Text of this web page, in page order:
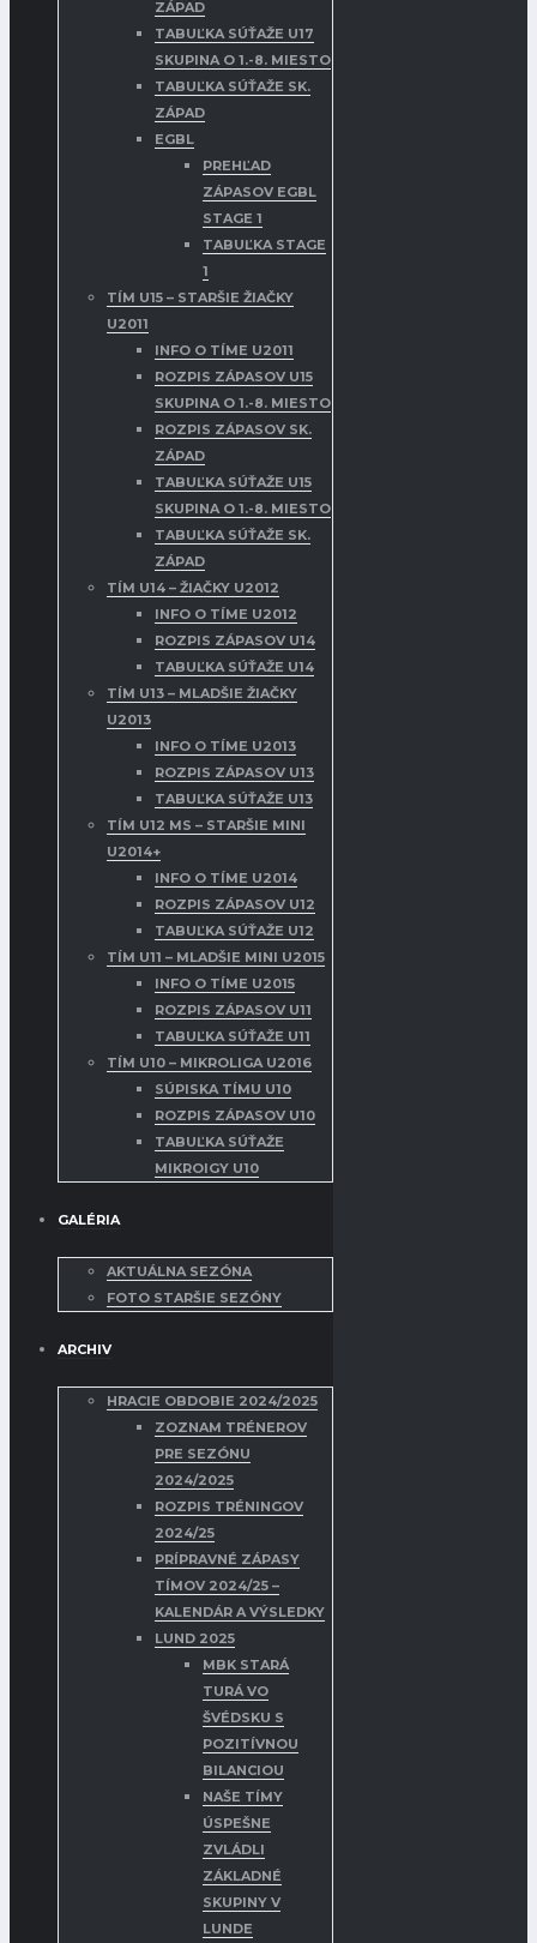
ZÁPAD
TABUĽKA SÚŤAŽE U17
SKUPINA O 1.-8. MIESTO
TABUĽKA SÚŤAŽE SK.
ZÁPAD
EGBL
PREHĽAD
ZÁPASOV EGBL
STAGE 1
TABUĽKA STAGE
1
TÍM U15 – STARŠIE ŽIAČKY
U2011
INFO O TÍME U2011
ROZPIS ZÁPASOV U15
SKUPINA O 1.-8. MIESTO
ROZPIS ZÁPASOV SK.
ZÁPAD
TABUĽKA SÚŤAŽE U15
SKUPINA O 1.-8. MIESTO
TABUĽKA SÚŤAŽE SK.
ZÁPAD
TÍM U14 – ŽIAČKY U2012
INFO O TÍME U2012
ROZPIS ZÁPASOV U14
TABUĽKA SÚŤAŽE U14
TÍM U13 – MLADŠIE ŽIAČKY
U2013
INFO O TÍME U2013
ROZPIS ZÁPASOV U13
TABUĽKA SÚŤAŽE U13
TÍM U12 MS – STARŠIE MINI
U2014+
INFO O TÍME U2014
ROZPIS ZÁPASOV U12
TABUĽKA SÚŤAŽE U12
TÍM U11 – MLADŠIE MINI U2015
INFO O TÍME U2015
ROZPIS ZÁPASOV U11
TABUĽKA SÚŤAŽE U11
TÍM U10 – MIKROLIGA U2016
SÚPISKA TÍMU U10
ROZPIS ZÁPASOV U10
TABUĽKA SÚŤAŽE
MIKROIGY U10
GALÉRIA
AKTUÁLNA SEZÓNA
FOTO STARŠIE SEZÓNY
ARCHIV
HRACIE OBDOBIE 2024/2025
ZOZNAM TRÉNEROV
PRE SEZÓNU
2024/2025
ROZPIS TRÉNINGOV
2024/25
PRÍPRAVNÉ ZÁPASY
TÍMOV 2024/25 –
KALENDÁR A VÝSLEDKY
LUND 2025
MBK STARÁ
TURÁ VO
ŠVÉDSKU S
POZITÍVNOU
BILANCIOU
NAŠE TÍMY
ÚSPEŠNE
ZVLÁDLI
ZÁKLADNÉ
SKUPINY V
LUNDE